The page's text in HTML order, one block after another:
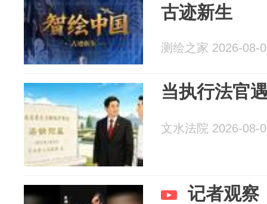
古迹新生
测绘之家 2026-08-
当执行法官
文水法院 2026-08-
记者观察